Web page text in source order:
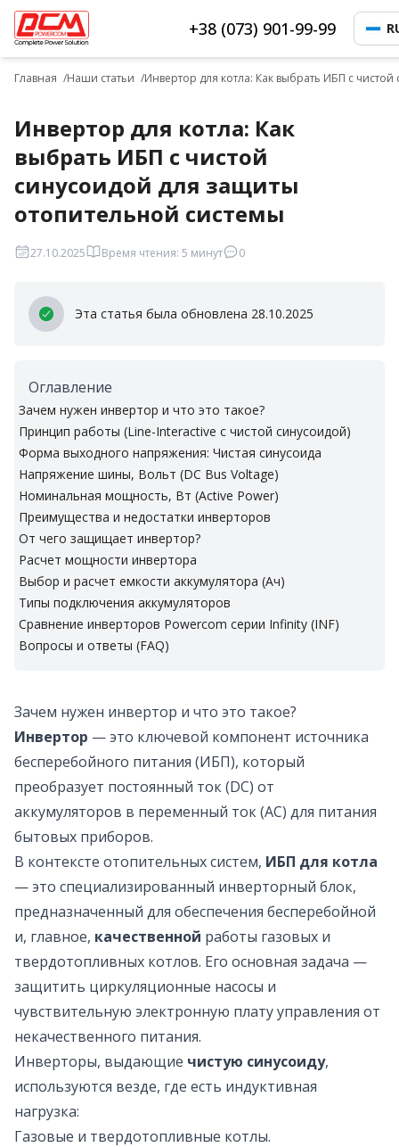
+38 (073) 901-99-99
Главная Наши статьи Инвертор для котла: Как выбрать ИБП с
Инвертор для котла: Как
выбрать ИБП с чистой
синусоидой для защиты
отопительной системы
27.10.2025 Время чтения: 5 минут 0
Эта статья была обновлена 28.10.2025
Оглавление
Зачем нужен инвертор и что это такое?
Принцип работы (Line-Interactive с чистой синусоидой)
Форма выходного напряжения: Чистая синусоида
Напряжение шины, Вольт (DC Bus Voltage)
Номинальная мощность, Вт (Active Power)
Преимущества и недостатки инверторов
От чего защищает инвертор?
Расчет мощности инвертора
Выбор и расчет емкости аккумулятора (Ач)
Типы подключения аккумуляторов
Сравнение инверторов Powercom серии Infinity (INF)
Вопросы и ответы (FAQ)
Зачем нужен инвертор и что это такое?
Инвертор — это ключевой компонент источника
бесперебойного питания (ИБП), который
преобразует постоянный ток (DC) от
аккумуляторов в переменный ток (AC) для питания
бытовых приборов.
В контексте отопительных систем, ИБП для котла
— это специализированный инверторный блок,
предназначенный для обеспечения бесперебойной
и, главное, качественной работы газовых и
твердотопливных котлов. Его основная задача —
защитить циркуляционные насосы и
чувствительную электронную плату управления от
некачественного питания.
Инверторы, выдающие чистую синусоиду,
используются везде, где есть индуктивная
нагрузка:
Газовые и твердотопливные котлы.